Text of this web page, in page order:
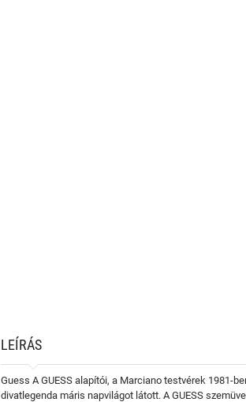
LEÍRÁS
Guess A GUESS alapítói, a Marciano testvérek 1981-
divatlegenda máris napvilágot látott. A GUESS